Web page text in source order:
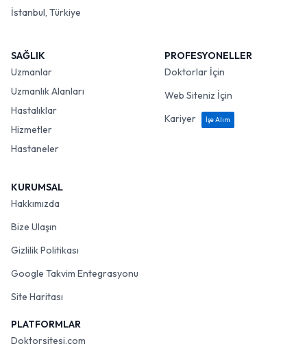
İstanbul, Türkiye
SAĞLIK
Uzmanlar
Uzmanlık Alanları
Hastalıklar
Hizmetler
Hastaneler
PROFESYONELLER
Doktorlar İçin
Web Siteniz İçin
Kariyer
İşe Alım
KURUMSAL
Hakkımızda
Bize Ulaşın
Gizlilik Politikası
Google Takvim Entegrasyonu
Site Haritası
PLATFORMLAR
Doktorsitesi.com